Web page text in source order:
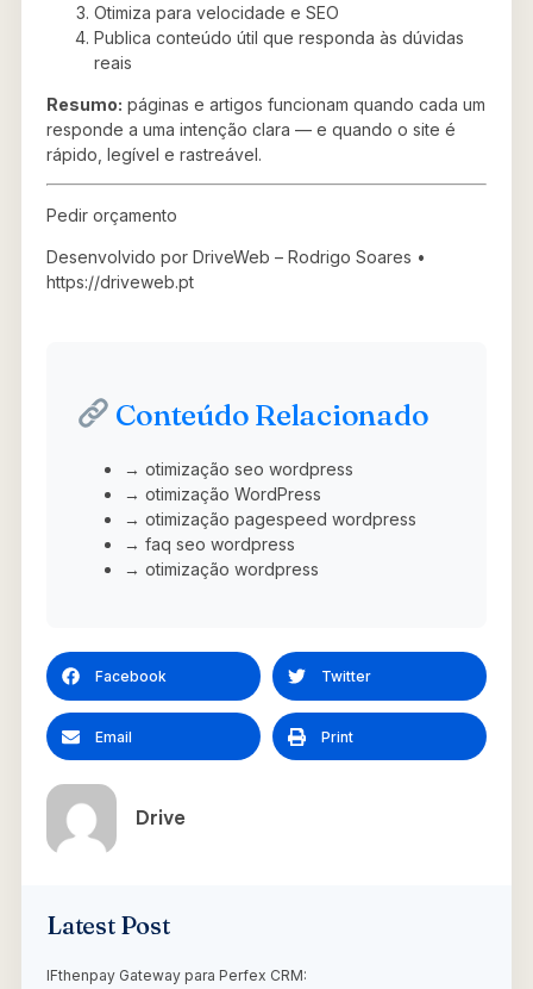
Otimiza para velocidade e SEO
Publica conteúdo útil que responda às dúvidas
reais
Resumo: páginas e artigos funcionam quando cada um
responde a uma intenção clara — e quando o site é
rápido, legível e rastreável.
Pedir orçamento
Desenvolvido por DriveWeb – Rodrigo Soares •
https://driveweb.pt
Conteúdo Relacionado
→ otimização seo wordpress
→ otimização WordPress
→ otimização pagespeed wordpress
→ faq seo wordpress
→ otimização wordpress
Facebook Twitter
Email Print
Drive
Latest Post
IFthenpay Gateway para Perfex CRM: